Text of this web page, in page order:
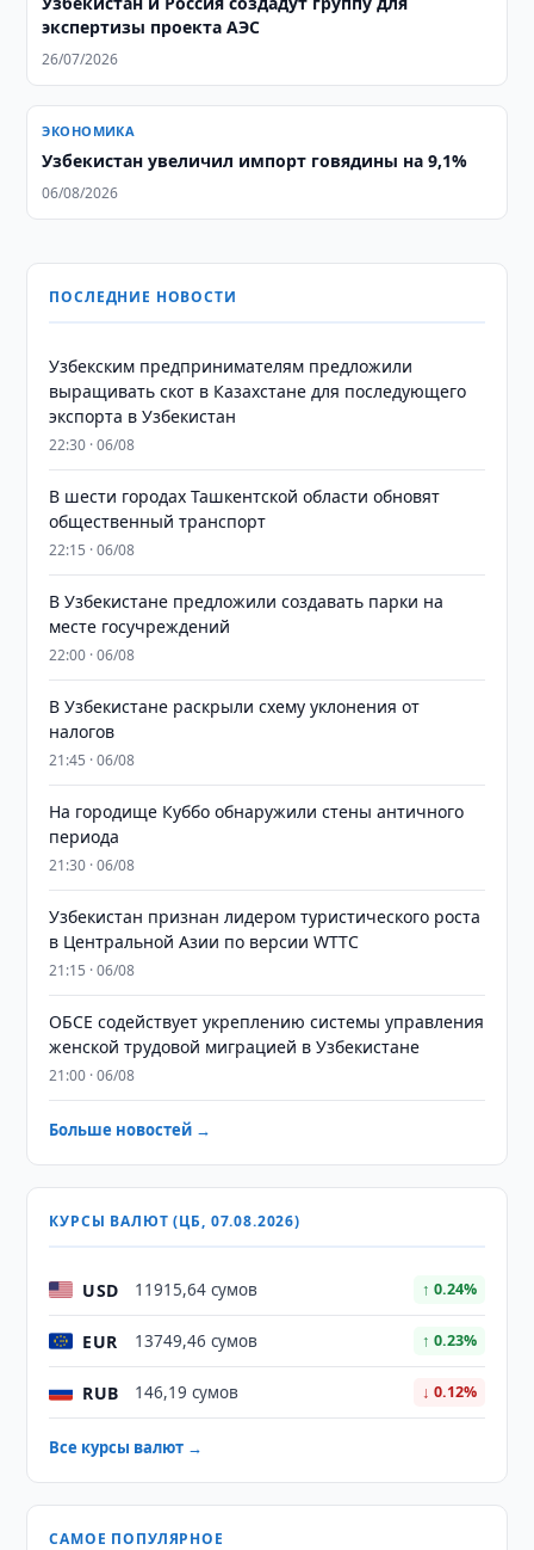
экспертизы проекта АЭС
26/07/2026
ЭКОНОМИКА
Узбекистан увеличил импорт говядины на 9,1%
06/08/2026
ПОСЛЕДНИЕ НОВОСТИ
Узбекским предпринимателям предложили
выращивать скот в Казахстане для последующего
экспорта в Узбекистан
22:30 · 06/08
В шести городах Ташкентской области обновят
общественный транспорт
22:15 · 06/08
В Узбекистане предложили создавать парки на
месте госучреждений
22:00 · 06/08
В Узбекистане раскрыли схему уклонения от
налогов
21:45 · 06/08
На городище Куббо обнаружили стены античного
периода
21:30 · 06/08
Узбекистан признан лидером туристического роста
в Центральной Азии по версии WTTC
21:15 · 06/08
ОБСЕ содействует укреплению системы управления
женской трудовой миграцией в Узбекистане
21:00 · 06/08
Больше новостей →
КУРСЫ ВАЛЮТ (ЦБ, 07.08.2026)
USD 11915,64 сумов ↑ 0.24%
EUR 13749,46 сумов ↑ 0.23%
RUB 146,19 сумов ↓ 0.12%
Все курсы валют →
САМОЕ ПОПУЛЯРНОЕ